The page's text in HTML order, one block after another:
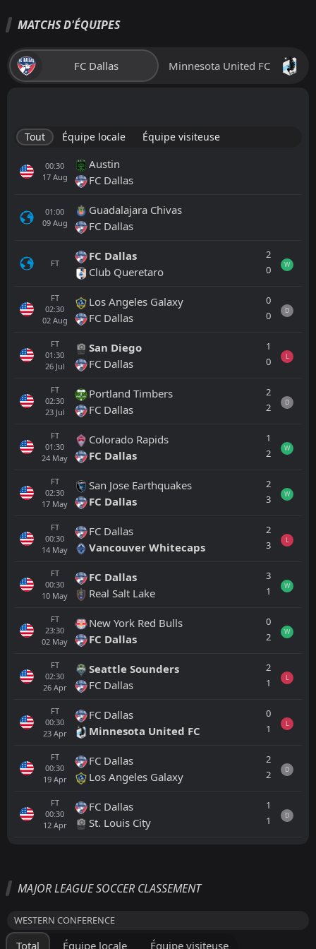
MATCHS D'ÉQUIPES
FC Dallas Minnesota United FC
Tout Équipe locale Équipe visiteuse
00:30
17 Aug
Austin
FC Dallas
01:00
09 Aug
Guadalajara Chivas
FC Dallas
FT
FC Dallas
Club Queretaro
2
0
W
FT
02:30
02 Aug
Los Angeles Galaxy
FC Dallas
0
0
D
FT
01:30
26 Jul
San Diego
FC Dallas
1
0
L
FT
02:30
23 Jul
Portland Timbers
FC Dallas
2
2
D
FT
01:30
24 May
Colorado Rapids
FC Dallas
1
2
W
FT
02:30
17 May
San Jose Earthquakes
FC Dallas
2
3
W
FT
00:30
14 May
FC Dallas
Vancouver Whitecaps
2
3
L
FT
00:30
10 May
FC Dallas
Real Salt Lake
3
1
W
FT
23:30
02 May
New York Red Bulls
FC Dallas
0
2
W
FT
02:30
26 Apr
Seattle Sounders
FC Dallas
2
1
L
FT
00:30
23 Apr
FC Dallas
Minnesota United FC
0
1
L
FT
00:30
19 Apr
FC Dallas
Los Angeles Galaxy
2
2
D
FT
00:30
12 Apr
FC Dallas
St. Louis City
1
1
D
16Aug
Minnesota United FC
MAJOR LEAGUE SOCCER CLASSEMENT
WESTERN CONFERENCE
Total Équipe locale Équipe visiteuse